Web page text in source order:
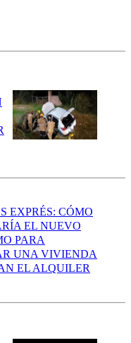
EXPRÉS: CÓMO
EL NUEVO
PARA
UNA VIVIENDA
EL ALQUILER